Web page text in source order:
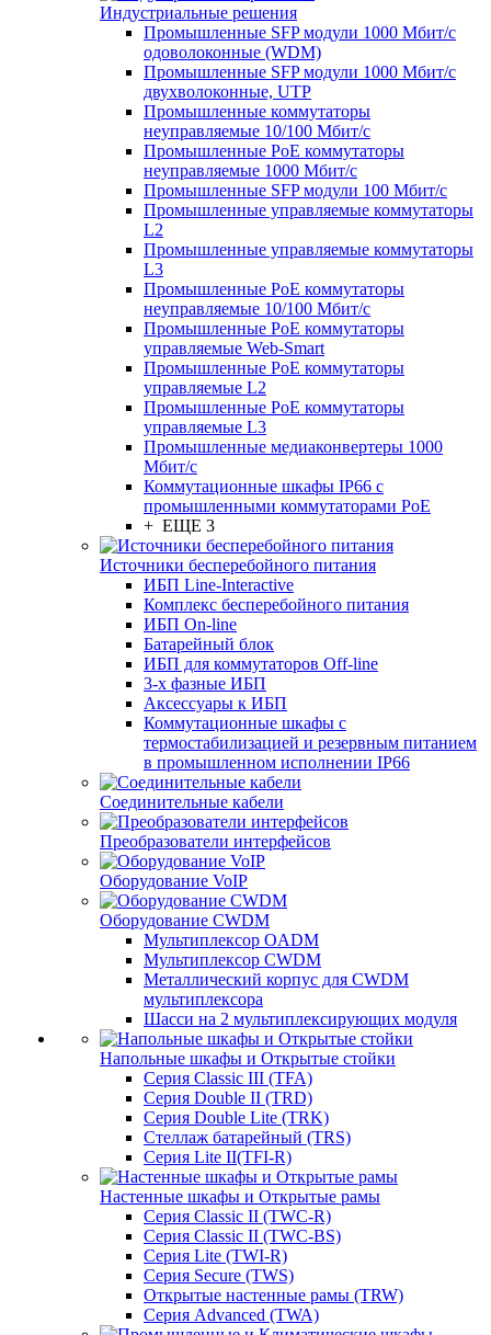
Индустриальные решения
Промышленные SFP модули 1000 Мбит/c
одоволоконные (WDM)
Промышленные SFP модули 1000 Мбит/c
двухволоконные, UTP
Промышленные коммутаторы
неуправляемые 10/100 Мбит/с
Промышленные PoE коммутаторы
неуправляемые 1000 Мбит/с
Промышленные SFP модули 100 Мбит/c
Промышленные управляемые коммутаторы
L2
Промышленные управляемые коммутаторы
L3
Промышленные PoE коммутаторы
неуправляемые 10/100 Мбит/с
Промышленные PoE коммутаторы
управляемые Web-Smart
Промышленные PoE коммутаторы
управляемые L2
Промышленные PoE коммутаторы
управляемые L3
Промышленные медиаконвертеры 1000
Мбит/с
Коммутационные шкафы IP66 c
промышленными коммутаторами PoE
+ ЕЩЕ 3
Источники бесперебойного питания
ИБП Line-Interactive
Комплекс бесперебойного питания
ИБП On-line
Батарейный блок
ИБП для коммутаторов Off-line
3-х фазные ИБП
Аксессуары к ИБП
Коммутационные шкафы с
термостабилизацией и резервным питанием
в промышленном исполнении IP66
Соединительные кабели
Преобразователи интерфейсов
Оборудование VoIP
Оборудование CWDM
Мультиплекcор OADM
Мультиплексор CWDM
Металлический корпус для CWDM
мультиплексора
Шасси на 2 мультиплексирующих модуля
Напольные шкафы и Открытые стойки
Серия Classic III (TFA)
Серия Double II (TRD)
Серия Double Lite (TRK)
Стеллаж батарейный (TRS)
Серия Lite II(TFI-R)
Настенные шкафы и Открытые рамы
Серия Classic II (TWC-R)
Серия Classic II (TWC-BS)
Серия Lite (TWI-R)
Серия Secure (TWS)
Открытые настенные рамы (TRW)
Серия Advanced (TWA)